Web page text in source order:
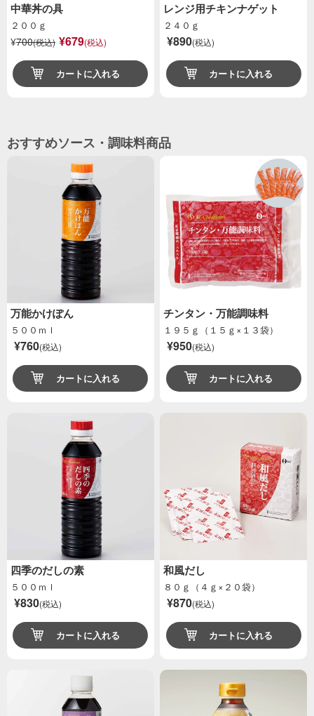
中華丼の具
２００ｇ
¥700(税込) ¥679(税込)
カートに入れる
レンジ用チキンナゲット
２４０ｇ
¥890(税込)
カートに入れる
おすすめソース・調味料商品
万能かけぽん
５００ｍｌ
¥760(税込)
カートに入れる
チンタン・万能調味料
１９５ｇ（１５ｇ×１３袋）
¥950(税込)
カートに入れる
四季のだしの素
５００ｍｌ
¥830(税込)
カートに入れる
和風だし
８０ｇ（４ｇ×２０袋）
¥870(税込)
カートに入れる